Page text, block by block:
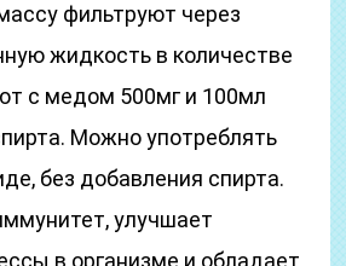
фильтруют через
жидкость в количестве
с медом 500мг и 100мл
Можно употреблять
без добавления спирта.
улучшает
в организме и обладает